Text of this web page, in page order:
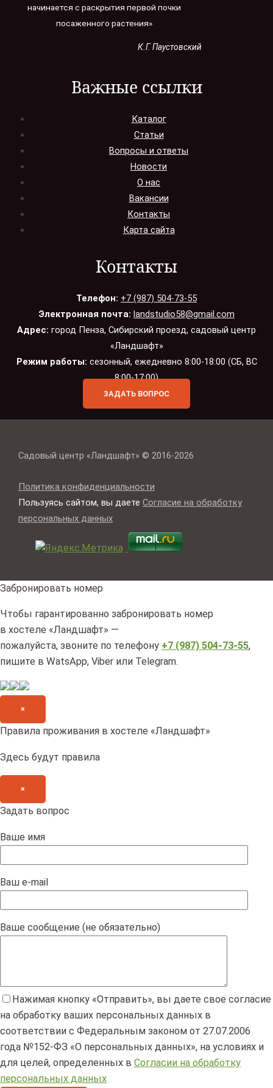
начинается с раскрытия первой почки
посаженного растения»
К.Г. Паустовский
Важные ссылки
Каталог
Статьи
Вопросы и ответы
Новости
О нас
Вакансии
Контакты
Карта сайта
Контакты
Телефон: +7 (987) 504-73-55
Электронная почта: landstudio58@gmail.com
Адрес: город Пенза, Сибирский проезд, садовый центр
«Ландшафт»
Режим работы: сезонный, ежедневно 8:00-18:00 (СБ, ВС
8:00-17:00)
ЗАДАТЬ ВОПРОС
Садовый центр «Ландшафт» © 2016-2026
Политика конфиденциальности
Пользуясь сайтом, вы даете Согласие на обработку
персональных данных
Забронировать номер
Чтобы гарантированно забронировать номер
в хостеле «Ландшафт» —
пожалуйста, звоните по телефону +7 (987) 504-73-55,
пишите в WatsApp, Viber или Telegram.
×
Правила проживания в хостеле «Ландшафт»
Здесь будут правила
×
Задать вопрос
Ваше имя
Ваш e-mail
Ваше сообщение (не обязательно)
Нажимая кнопку «Отправить», вы даете свое согласие
на обработку ваших персональных данных в
соответствии с Федеральным законом от 27.07.2006
года №152-ФЗ «О персональных данных», на условиях и
для целей, определенных в Согласии на обработку
персональных данных